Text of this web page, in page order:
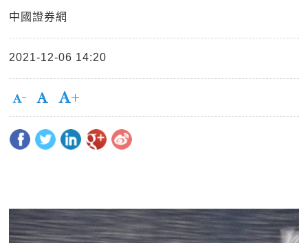
中國證券網
2021-12-06 14:20